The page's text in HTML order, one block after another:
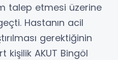
talep etmesi üzerine
Hastanın acil
gerektiğinin
kişilik AKUT Bingöl